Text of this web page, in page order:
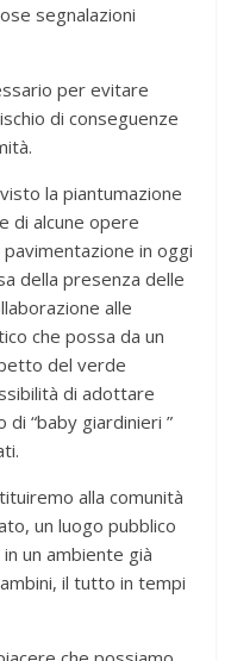
segnalazioni
per evitare
di conseguenze
la piantumazione
di alcune opere
in oggi
della presenza delle
alle
che possa da un
del verde
di adottare
di “baby giardinieri ”
alla comunità
un luogo pubblico
un ambiente già
il tutto in tempi